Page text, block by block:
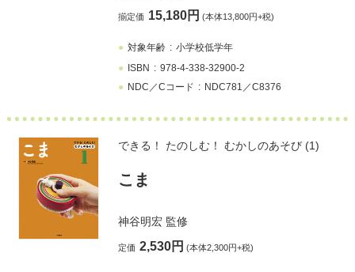
揃定価 15,180円 (本体13,800円+税)
対象年齢
小学校低学年
ISBN
978-4-338-32900-2
NDC／Cコード
NDC781／C8376
できる！ たのしむ！ むかしのあそび (1)
こま
神谷明宏監修
定価 2,530円 (本体2,300円+税)